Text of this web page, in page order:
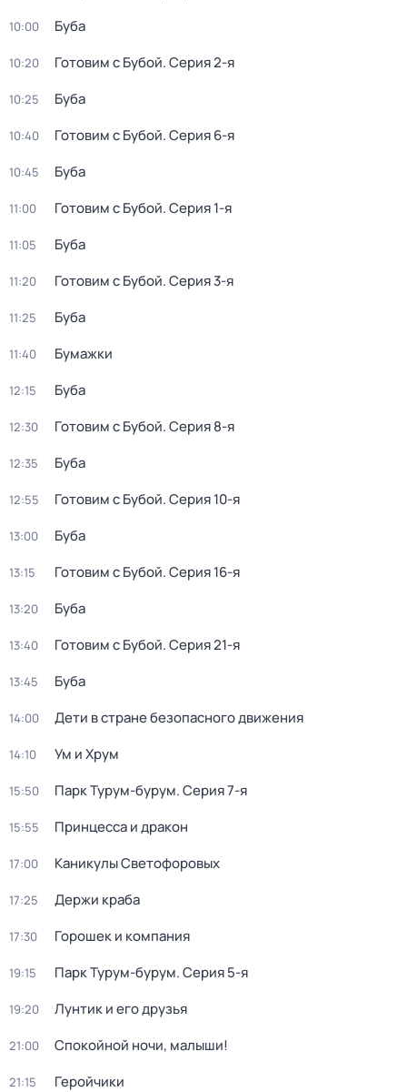
10:00 Буба
10:20 Готовим с Бубой. Серия 2-я
10:25 Буба
10:40 Готовим с Бубой. Серия 6-я
10:45 Буба
11:00 Готовим с Бубой. Серия 1-я
11:05 Буба
11:20 Готовим с Бубой. Серия 3-я
11:25 Буба
11:40 Бумажки
12:15 Буба
12:30 Готовим с Бубой. Серия 8-я
12:35 Буба
12:55 Готовим с Бубой. Серия 10-я
13:00 Буба
13:15 Готовим с Бубой. Серия 16-я
13:20 Буба
13:40 Готовим с Бубой. Серия 21-я
13:45 Буба
14:00 Дети в стране безопасного движения
14:10 Ум и Хрум
15:50 Парк Турум-бурум. Серия 7-я
15:55 Принцесса и дракон
17:00 Каникулы Светофоровых
17:25 Держи краба
17:30 Горошек и компания
19:15 Парк Турум-бурум. Серия 5-я
19:20 Лунтик и его друзья
21:00 Спокойной ночи, малыши!
21:15 Геройчики